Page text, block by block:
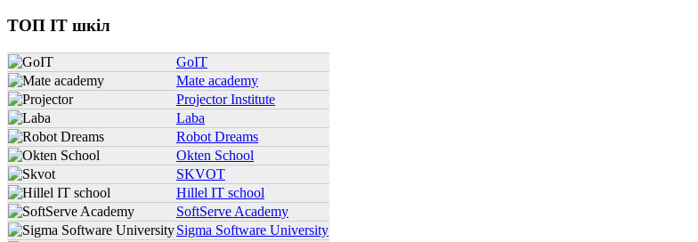
ТОП IT шкіл
GoIT
Mate academy
Projector Institute
Laba
Robot Dreams
Okten School
SKVOT
Hillel IT school
SoftServe Academy
Sigma Software University